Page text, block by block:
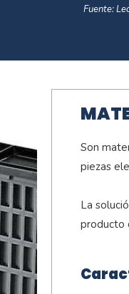
Fuente:
Son
piezas
La
producto